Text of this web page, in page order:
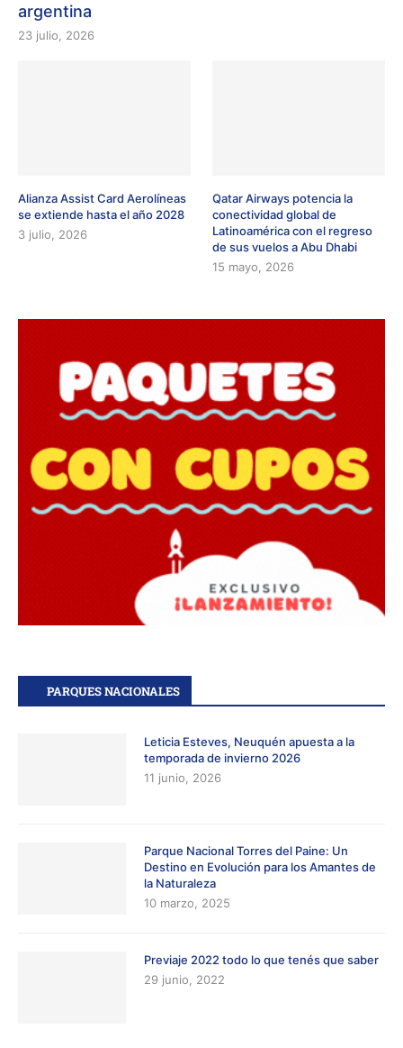
argentina
23 julio, 2026
Alianza Assist Card Aerolíneas
se extiende hasta el año 2028
3 julio, 2026
Qatar Airways potencia la
conectividad global de
Latinoamérica con el regreso
de sus vuelos a Abu Dhabi
15 mayo, 2026
PARQUES NACIONALES
Leticia Esteves, Neuquén apuesta a la
temporada de invierno 2026
11 junio, 2026
Parque Nacional Torres del Paine: Un
Destino en Evolución para los Amantes de
la Naturaleza
10 marzo, 2025
Previaje 2022 todo lo que tenés que saber
29 junio, 2022